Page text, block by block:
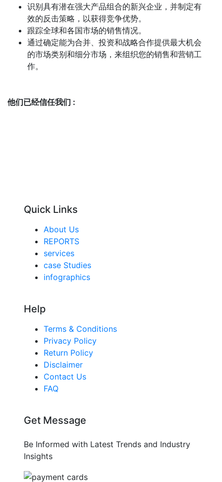
识别具有潜在强大产品组合的新兴企业，并制定有
效的反击策略，以获得竞争优势。
跟踪全球和各国市场的销售情况。
通过确定能为合并、投资和战略合作提供最大机会
的市场类别和细分市场，来组织您的销售和营销工
作。
他们已经信任我们 :
Quick Links
About Us
REPORTS
services
case Studies
infographics
Help
Terms & Conditions
Privacy Policy
Return Policy
Disclaimer
Contact Us
FAQ
Get Message
Be Informed with Latest Trends and Industry
Insights